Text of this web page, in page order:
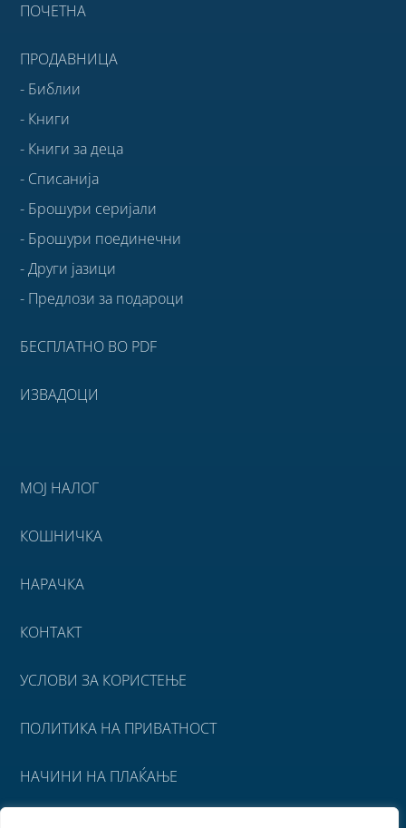
ПОЧЕТНА
ПРОДАВНИЦА
- Библии
- Книги
- Книги за деца
- Списанија
- Брошури серијали
- Брошури поединечни
- Други јазици
- Предлози за подароци
БЕСПЛАТНО ВО PDF
ИЗВАДОЦИ
МОЈ НАЛОГ
КОШНИЧКА
НАРАЧКА
КОНТАКТ
УСЛОВИ ЗА КОРИСТЕЊЕ
ПОЛИТИКА НА ПРИВАТНОСТ
НАЧИНИ НА ПЛАЌАЊЕ